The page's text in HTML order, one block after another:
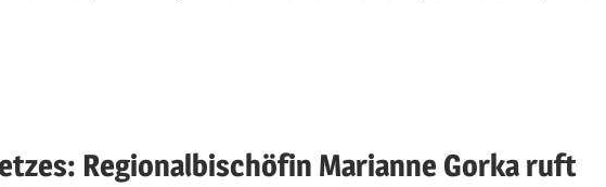
Regionalbischöfin Marianne Gorka ruft